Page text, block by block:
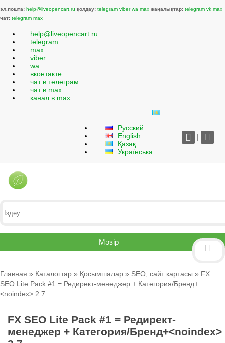
эл.пошта: help@liveopencart.ru қолдау: telegram viber wa max жаңалықтар: telegram vk max
чат: telegram max
help@liveopencart.ru
telegram
max
viber
wa
вконтакте
чат в телеграм
чат в max
канал в max
Русский
English
Қазақ
Українська
|
Мәзір
Главная » Каталогтар » Қосымшалар » SEO, сайт картасы » FX
SEO Lite Pack #1 = Редирект-менеджер + Категория/Бренд+
<noindex> 2.7
FX SEO Lite Pack #1 = Редирект-
менеджер + Категория/Бренд+<noindex>